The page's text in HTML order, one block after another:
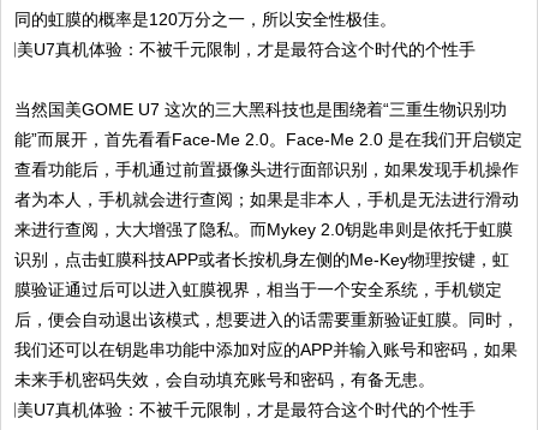
同的虹膜的概率是120万分之一，所以安全性极佳。
当然国美GOME U7 这次的三大黑科技也是围绕着“三重生物识别功
能”而展开，首先看看Face-Me 2.0。Face-Me 2.0 是在我们开启锁定
查看功能后，手机通过前置摄像头进行面部识别，如果发现手机操作
者为本人，手机就会进行查阅；如果是非本人，手机是无法进行滑动
来进行查阅，大大增强了隐私。而Mykey 2.0钥匙串则是依托于虹膜
识别，点击虹膜科技APP或者长按机身左侧的Me-Key物理按键，虹
膜验证通过后可以进入虹膜视界，相当于一个安全系统，手机锁定
后，便会自动退出该模式，想要进入的话需要重新验证虹膜。同时，
我们还可以在钥匙串功能中添加对应的APP并输入账号和密码，如果
未来手机密码失效，会自动填充账号和密码，有备无患。